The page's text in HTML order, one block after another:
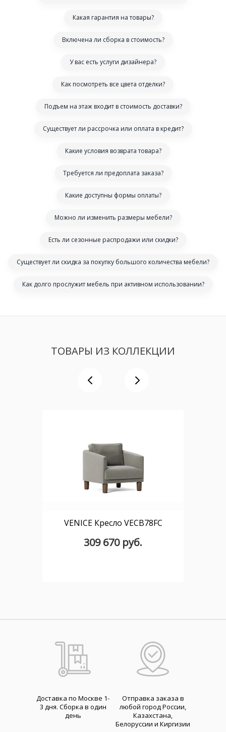
Какая гарантия на товары?
Включена ли сборка в стоимость?
У вас есть услуги дизайнера?
Как посмотреть все цвета отделки?
Подъем на этаж входит в стоимость доставки?
Существует ли рассрочка или оплата в кредит?
Какие условия возврата товара?
Требуется ли предоплата заказа?
Какие доступны формы оплаты?
Можно ли изменить размеры мебели?
Есть ли сезонные распродажи или скидки?
Существует ли скидка за покупку большого количества мебели?
Как долго прослужит мебель при активном использовании?
ТОВАРЫ ИЗ КОЛЛЕКЦИИ
VENICE Кресло VECB78FC
309 670 руб.
Доставка по Москве 1-
3 дня. Cборка в один
день
Отправка заказа в
любой город России,
Казахстана,
Белоруссии и Киргизии